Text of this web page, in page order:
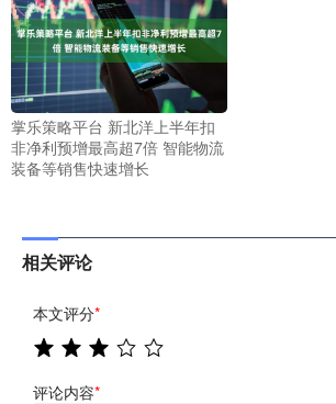
掌乐策略平台 新北洋上半年扣
非净利预增最高超7倍 智能物流
装备等销售快速增长
相关评论
本文评分*
评论内容*